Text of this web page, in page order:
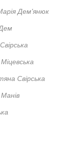
Дем'янюк
Свірська